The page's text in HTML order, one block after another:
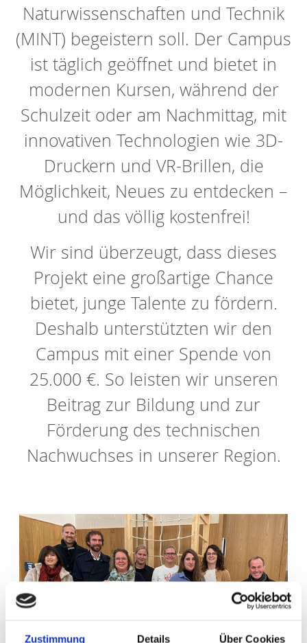
Zustimmung Details Über Cookies
Naturwissenschaften und Technik
(MINT) begeistern soll. Der Campus
ist täglich geöffnet und bietet in
modernen Kursen, während der
Schulzeit oder am Nachmittag, mit
innovativen Technologien wie 3D-
Druckern und VR-Brillen, die
Möglichkeit, Neues zu entdecken –
und das völlig kostenfrei!
Wir sind überzeugt, dass dieses
Projekt eine großartige Chance
bietet, junge Talente zu fördern.
Deshalb unterstützten wir den
Campus mit einer Spende von
25.000 €. So leisten wir unseren
Beitrag zur Bildung und zur
Förderung des technischen
Nachwuchses in unserer Region.